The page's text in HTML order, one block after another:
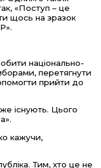
«Поступ – це
щось на зразок
національно-
перетягнути
прийти до
існують. Цього
кажучи,
Тим, хто це не